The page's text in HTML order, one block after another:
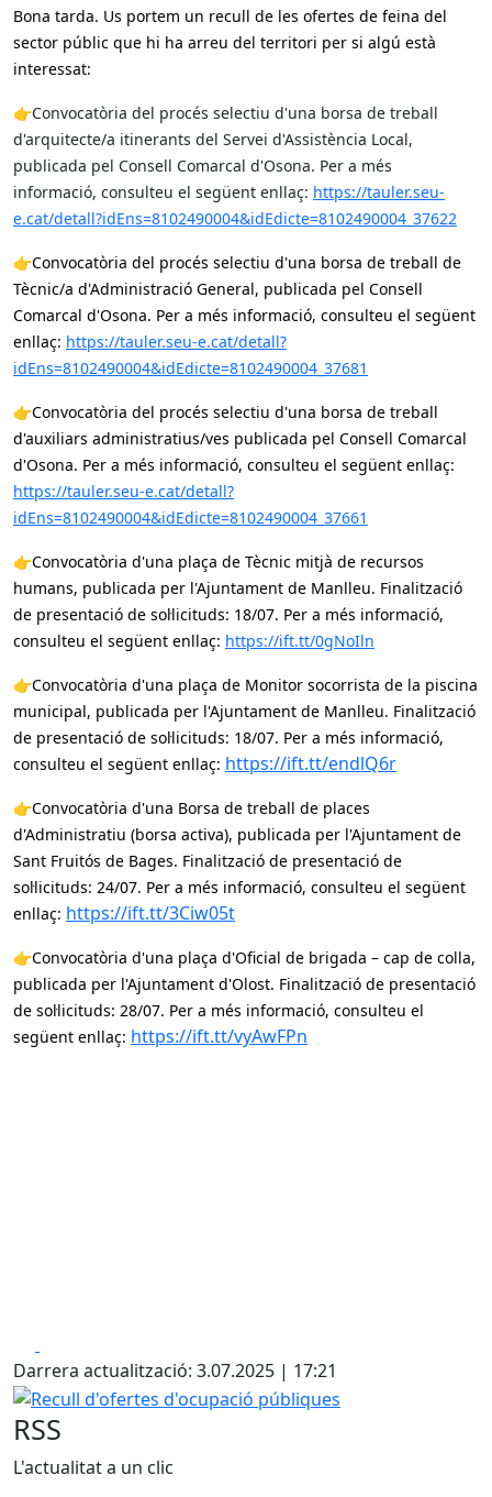
Bona tarda. Us portem un recull de les ofertes de feina del
sector públic que hi ha arreu del territori per si algú està
interessat:
👉Convocatòria del procés selectiu d'una borsa de treball
d'arquitecte/a itinerants del Servei d'Assistència Local,
publicada pel Consell Comarcal d'Osona. Per a més
informació, consulteu el següent enllaç: https://tauler.seu-
e.cat/detall?idEns=8102490004&idEdicte=8102490004_37622
👉Convocatòria del procés selectiu d'una borsa de treball de
Tècnic/a d'Administració General, publicada pel Consell
Comarcal d'Osona. Per a més informació, consulteu el següent
enllaç: https://tauler.seu-e.cat/detall?
idEns=8102490004&idEdicte=8102490004_37681
👉Convocatòria del procés selectiu d'una borsa de treball
d'auxiliars administratius/ves publicada pel Consell Comarcal
d'Osona. Per a més informació, consulteu el següent enllaç:
https://tauler.seu-e.cat/detall?
idEns=8102490004&idEdicte=8102490004_37661
👉Convocatòria d'una plaça de Tècnic mitjà de recursos
humans, publicada per l'Ajuntament de Manlleu. Finalització
de presentació de sol·licituds: 18/07. Per a més informació,
consulteu el següent enllaç: https://ift.tt/0gNoIln
👉Convocatòria d'una plaça de Monitor socorrista de la piscina
municipal, publicada per l'Ajuntament de Manlleu. Finalització
de presentació de sol·licituds: 18/07. Per a més informació,
consulteu el següent enllaç: https://ift.tt/endlQ6r
👉Convocatòria d'una Borsa de treball de places
d'Administratiu (borsa activa), publicada per l'Ajuntament de
Sant Fruitós de Bages. Finalització de presentació de
sol·licituds: 24/07. Per a més informació, consulteu el següent
enllaç: https://ift.tt/3Ciw05t
👉Convocatòria d'una plaça d'Oficial de brigada – cap de colla,
publicada per l'Ajuntament d'Olost. Finalització de presentació
de sol·licituds: 28/07. Per a més informació, consulteu el
següent enllaç: https://ift.tt/vyAwFPn
Darrera actualització: 3.07.2025 | 17:21
Recull d'ofertes d'ocupació públiques
RSS
L'actualitat a un clic